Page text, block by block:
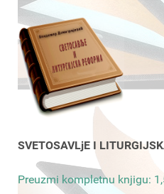
SVETOSAVLjE I
Preuzmi kompletnu knjigu: